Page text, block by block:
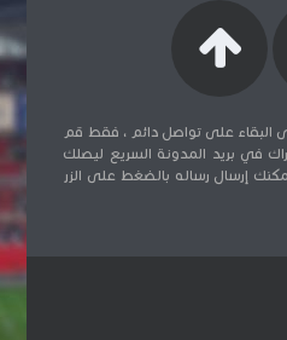
البقاء على تواصل دائم ، فقط قم
في بريد المدونة السريع ليصلك
إرسال رساله بالضغط على الزر